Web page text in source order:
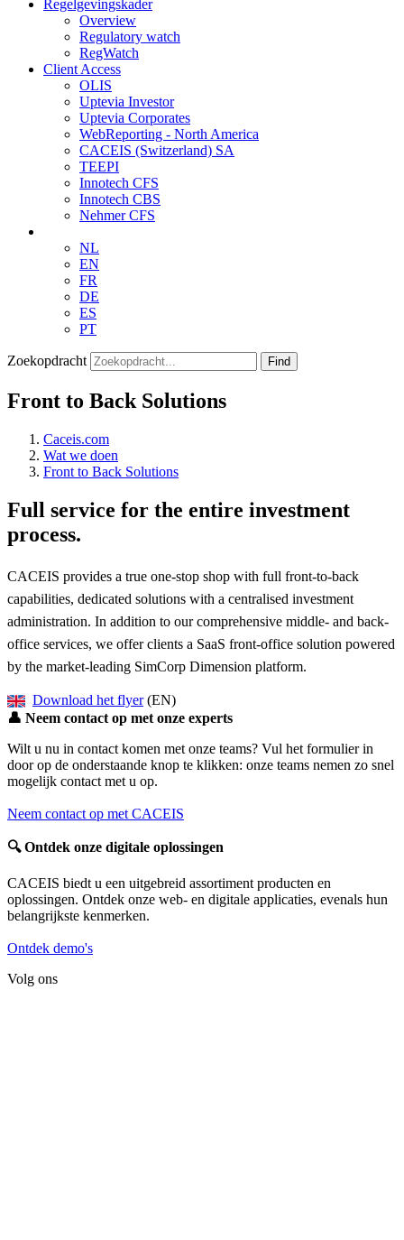
Regelgevingskader
Overview
Regulatory watch
RegWatch
Client Access
OLIS
Uptevia Investor
Uptevia Corporates
WebReporting - North America
CACEIS (Switzerland) SA
TEEPI
Innotech CFS
Innotech CBS
Nehmer CFS
NL
EN
FR
DE
ES
PT
Zoekopdracht Find
Front to Back Solutions
Caceis.com
Wat we doen
Front to Back Solutions
Full service for the entire investment
process.
CACEIS provides a true one-stop shop with full front-to-back
capabilities, dedicated solutions with a centralised investment
administration. In addition to our comprehensive middle- and back-
office services, we offer clients a SaaS front-office solution powered
by the market-leading SimCorp Dimension platform.
Download het flyer(EN)
👤 Neem contact op met onze experts
Wilt u nu in contact komen met onze teams? Vul het formulier in
door op de onderstaande knop te klikken: onze teams nemen zo snel
mogelijk contact met u op.
Neem contact op met CACEIS
🔍Ontdek onze digitale oplossingen
CACEIS biedt u een uitgebreid assortiment producten en
oplossingen. Ontdek onze web- en digitale applicaties, evenals hun
belangrijkste kenmerken.
Ontdek demo's
Volg ons